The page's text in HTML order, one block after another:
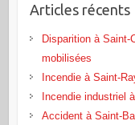
Articles récents
Disparition à Saint-
mobilisées
Incendie à Saint-
Incendie industriel
Accident à Saint-